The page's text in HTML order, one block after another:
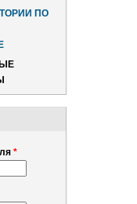
ПО
*